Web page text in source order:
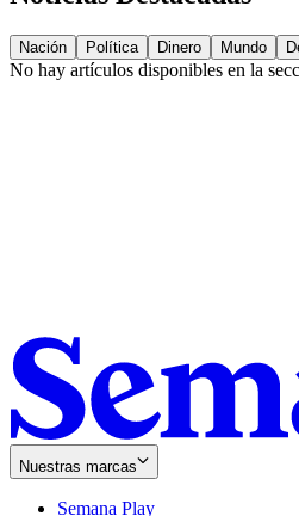
Nación Política Dinero Mundo
No hay artículos disponibles en la
Nuestras marcas
Semana Play